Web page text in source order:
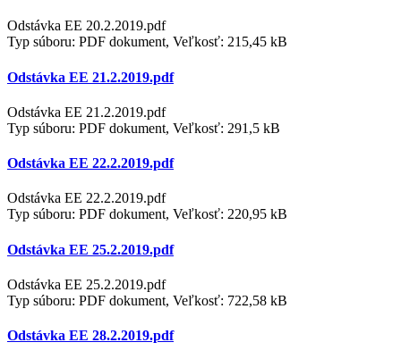
Odstávka EE 20.2.2019.pdf
Typ súboru: PDF dokument, Veľkosť: 215,45 kB
Odstávka EE 21.2.2019.pdf
Odstávka EE 21.2.2019.pdf
Typ súboru: PDF dokument, Veľkosť: 291,5 kB
Odstávka EE 22.2.2019.pdf
Odstávka EE 22.2.2019.pdf
Typ súboru: PDF dokument, Veľkosť: 220,95 kB
Odstávka EE 25.2.2019.pdf
Odstávka EE 25.2.2019.pdf
Typ súboru: PDF dokument, Veľkosť: 722,58 kB
Odstávka EE 28.2.2019.pdf